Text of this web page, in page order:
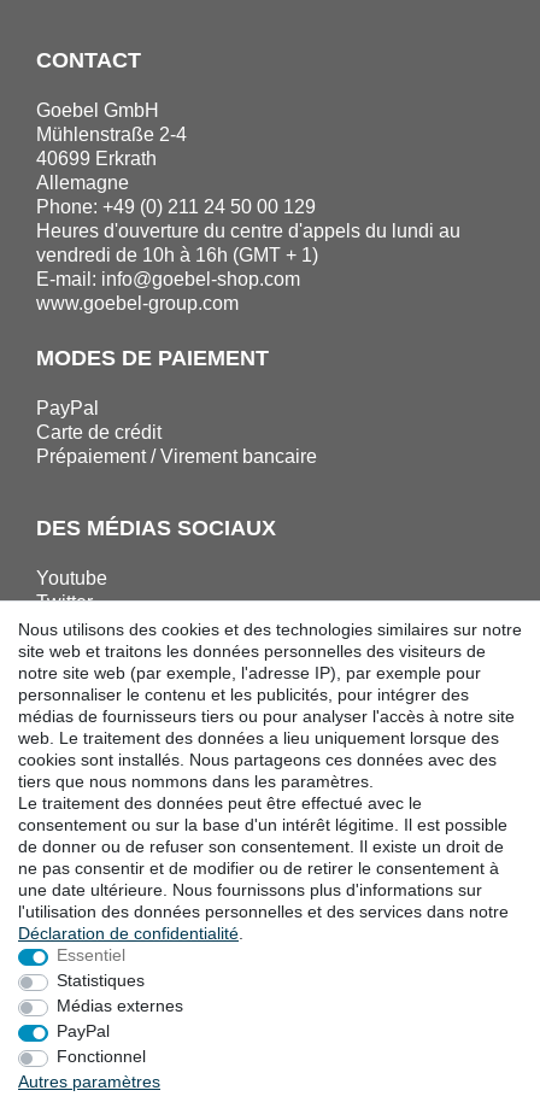
CONTACT
Goebel GmbH
Mühlenstraße 2-4
40699 Erkrath
Allemagne
Phone: +49 (0) 211 24 50 00 129
Heures d'ouverture du centre d'appels du lundi au
vendredi de 10h à 16h (GMT + 1)
E-mail: info@goebel-shop.com
www.goebel-group.com
MODES DE PAIEMENT
PayPal
Carte de crédit
Prépaiement / Virement bancaire
DES MÉDIAS SOCIAUX
Youtube
Twitter
Linkedin
Facebook
Instagram
TÉLÉCHARGEMENTS
Catalogues
Technologie
Certificats
Études
Promotion
LOCALITES
Droit de rétractation
Mentions légales
Nous utilisons des cookies et des technologies similaires sur notre
site web et traitons les données personnelles des visiteurs de
notre site web (par exemple, l'adresse IP), par exemple pour
personnaliser le contenu et les publicités, pour intégrer des
médias de fournisseurs tiers ou pour analyser l'accès à notre site
web. Le traitement des données a lieu uniquement lorsque des
cookies sont installés. Nous partageons ces données avec des
tiers que nous nommons dans les paramètres.
Le traitement des données peut être effectué avec le
consentement ou sur la base d'un intérêt légitime. Il est possible
de donner ou de refuser son consentement. Il existe un droit de
ne pas consentir et de modifier ou de retirer le consentement à
une date ultérieure. Nous fournissons plus d'informations sur
l'utilisation des données personnelles et des services dans notre
Déclaration de confidentialité
Essentiel
Statistiques
Médias externes
PayPal
Fonctionnel
Autres paramètres